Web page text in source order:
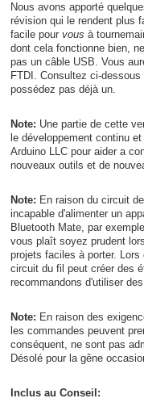
Nous avons apporté
révision qui le rendent plus
facile pour vous à
dont cela fonctionne bien,
pas un câble USB. Vous
FTDI. Consultez ci-
possédez pas déjà un.
Note: Une partie de cette
le développement continu
Arduino LLC pour aider a
nouveaux outils et de
Note: En raison du circuit
incapable d'alimenter un
Bluetooth Mate, par
vous plaît soyez prudent
projets faciles à porter.
circuit du fil peut créer des
recommandons d'utiliser
Note: En raison des
les commandes peuvent
conséquent, ne sont pas
Désolé pour la gêne
Inclus au Conseil: